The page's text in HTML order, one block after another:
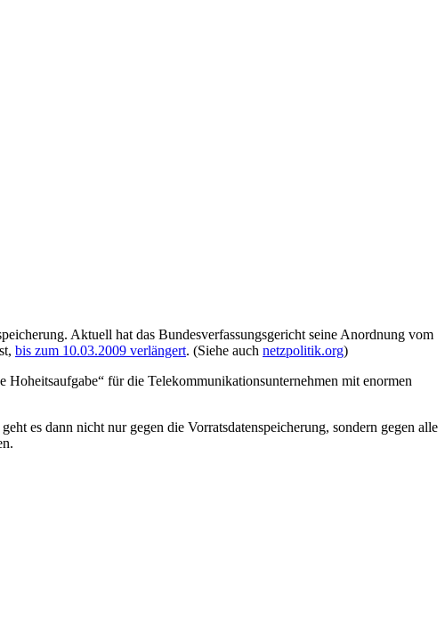
Aktuell hat das Bundesverfassungsgericht seine Anordnung vom
bis zum 10.03.2009 verlängert. (Siehe auch netzpolitik.org)
Hoheitsaufgabe“ für die Telekommunikationsunternehmen mit enormen
es dann nicht nur gegen die Vorratsdatenspeicherung, sondern gegen alle